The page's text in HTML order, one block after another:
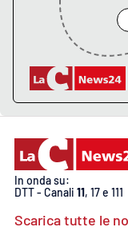
Ilreggino.it
Ilvibonese.it
In onda su:
DTT - Canali 11, 17 e 111
Scarica tutte le